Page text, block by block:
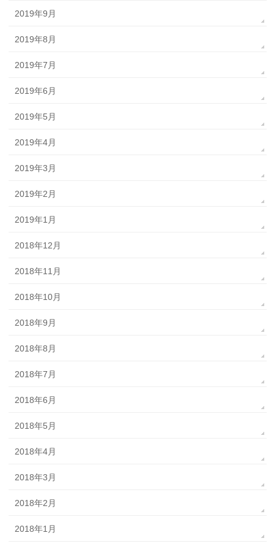
2019年9月
2019年8月
2019年7月
2019年6月
2019年5月
2019年4月
2019年3月
2019年2月
2019年1月
2018年12月
2018年11月
2018年10月
2018年9月
2018年8月
2018年7月
2018年6月
2018年5月
2018年4月
2018年3月
2018年2月
2018年1月